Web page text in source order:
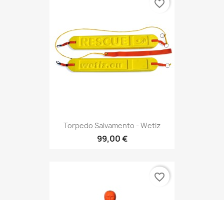
Torpedo Salvamento - Wetiz
99,00 €
favorite_border
favorite_border